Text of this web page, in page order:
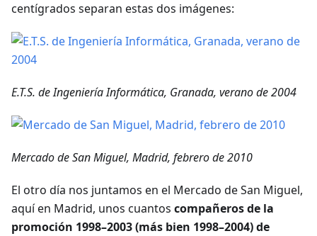
centígrados separan estas dos imágenes:
E.T.S. de Ingeniería Informática, Granada, verano de 2004
Mercado de San Miguel, Madrid, febrero de 2010
El otro día nos juntamos en el Mercado de San Miguel,
aquí en Madrid, unos cuantos compañeros de la
promoción 1998–2003 (más bien 1998–2004) de